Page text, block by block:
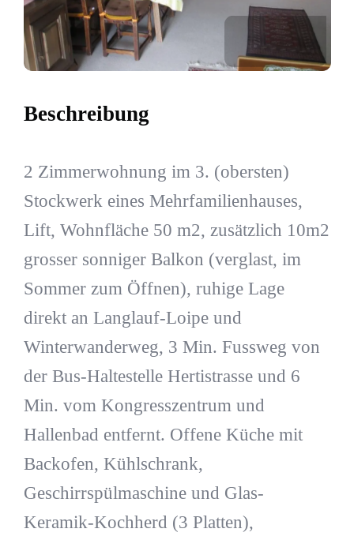
Beschreibung
2 Zimmerwohnung im 3. (obersten)
Stockwerk eines Mehrfamilienhauses,
Lift, Wohnfläche 50 m2, zusätzlich 10m2
grosser sonniger Balkon (verglast, im
Sommer zum Öffnen), ruhige Lage
direkt an Langlauf-Loipe und
Winterwanderweg, 3 Min. Fussweg von
der Bus-Haltestelle Hertistrasse und 6
Min. vom Kongresszentrum und
Hallenbad entfernt. Offene Küche mit
Backofen, Kühlschrank,
Geschirrspülmaschine und Glas-
Keramik-Kochherd (3 Platten),